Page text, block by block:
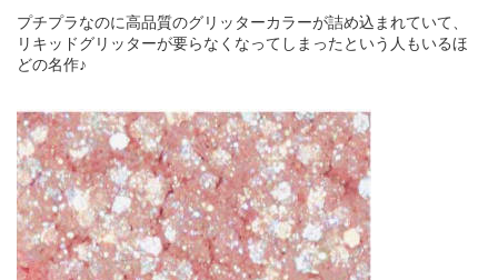
プチプラなのに高品質のグリッターカラーが詰め込まれていて、
リキッドグリッターが要らなくなってしまったという人もいるほ
どの名作♪